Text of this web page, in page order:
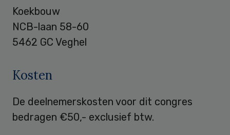
Koekbouw
NCB-laan 58-60
5462 GC Veghel
Kosten
De deelnemerskosten voor dit congres
bedragen €50,- exclusief btw.